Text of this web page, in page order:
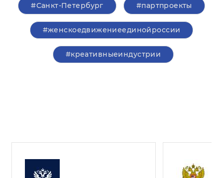
#Санкт-Петербург #партпроекты
#женскоедвижениеединойроссии
#креативныеиндустрии